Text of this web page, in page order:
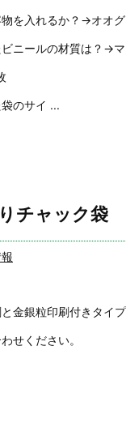
物を入れるか？→オオ
ニールの材質は？→
のサイ ...
チャック袋
金銀粒印刷付きタイプ
せください。